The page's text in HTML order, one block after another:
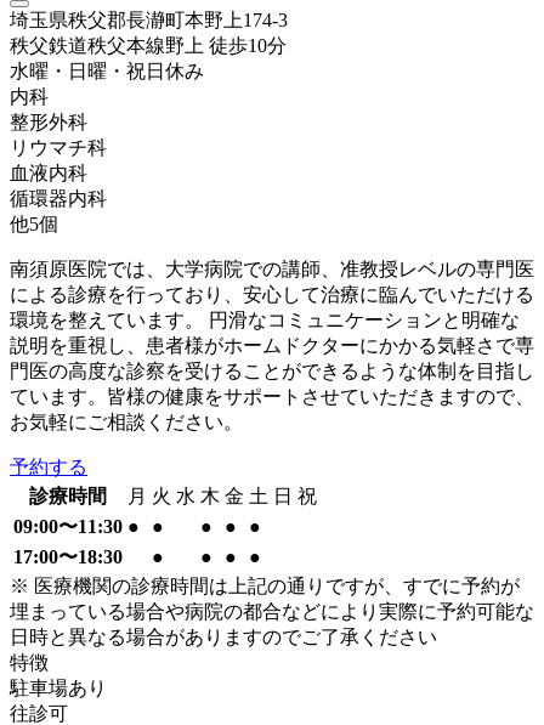
埼玉県秩父郡長瀞町本野上174-3
秩父鉄道秩父本線野上 徒歩10分
水曜・日曜・祝日 休み
内科
整形外科
リウマチ科
血液内科
循環器内科
他5個
南須原医院では、大学病院での講師、准教授レベルの専門医
による診療を行っており、安心して治療に臨んでいただける
環境を整えています。 円滑なコミュニケーションと明確な
説明を重視し、患者様がホームドクターにかかる気軽さで専
門医の高度な診察を受けることができるような体制を目指し
ています。皆様の健康をサポートさせていただきますので、
お気軽にご相談ください。
予約する
診療時間
月 火 水 木 金 土 日 祝
09:00〜11:30 ● ● ● ●
●
17:00〜18:30
● ● ●
●
※ 医療機関の診療時間は上記の通りですが、すでに予約が
埋まっている場合や病院の都合などにより実際に予約可能な
日時と異なる場合がありますのでご了承ください
特徴
駐車場あり
往診可